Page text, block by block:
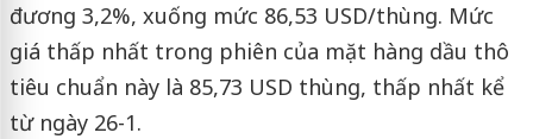
đương 3,2%, xuống mức 86,53 USD/thùng. Mức
giá thấp nhất trong phiên của mặt hàng dầu thô
tiêu chuẩn này là 85,73 USD thùng, thấp nhất kể
từ ngày 26-1.